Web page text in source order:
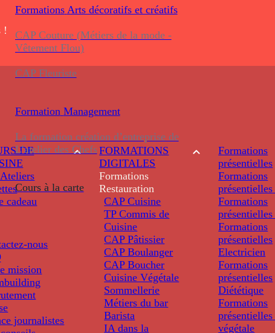
Formations Arts décoratifs et créatifs
CAP Couture (Métiers de la mode -
Vêtement Flou)
CAP Fleuriste
Formation Management
La formation création d’entreprise de
L’atelier des Chefs
Cours à la carte
!
DE
cadeau
nous
mission
journalistes
FORMATIONS
DIGITALES
Formations
Restauration
CAP Cuisine
TP Commis de
Cuisine
CAP Pâtissier
CAP Boulanger
CAP Boucher
Cuisine Végétale
Sommellerie
Métiers du bar
Barista
IA dans la
Formations
présentielles
Formations
présentielles
Formations
présentielles
Formations
présentielles
Electricien
Formations
présentielles
Diététique
Formations
présentielles
végétale